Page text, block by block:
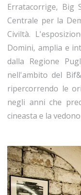
Erratacorrige, Big
Centrale per la
Civiltà.
Domini, amplia e
dalla Regione
nell'ambito del
ripercorrendo le
negli anni che
cineasta e la